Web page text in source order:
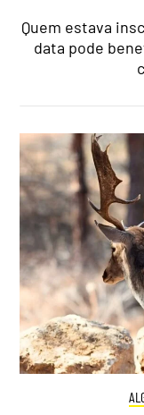
Quem estava
data pode